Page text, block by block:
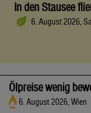
In den Stausee
6. August 2026,
Ölpreise wenig
6. August 2026, Wien